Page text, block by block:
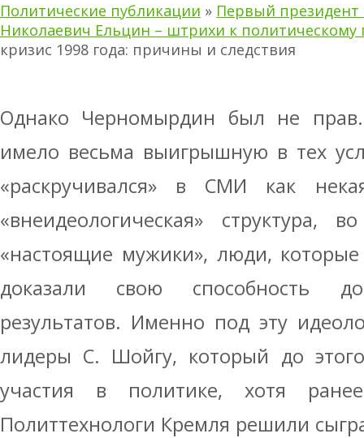
Политические публикации » Первый президент
Николаевич Ельцин – штрихи к политическому
кризис 1998 года: причины и следствия
Однако Черномырдин был не
имело весьма выигрышную в тех
«раскручивался» в СМИ как
«внеидеологическая» структура,
«настоящие мужики», люди,
доказали свою способность
результатов. Именно под эту
лидеры С. Шойгу, который до этого
участия в политике, хотя
Политтехнологи Кремля решили